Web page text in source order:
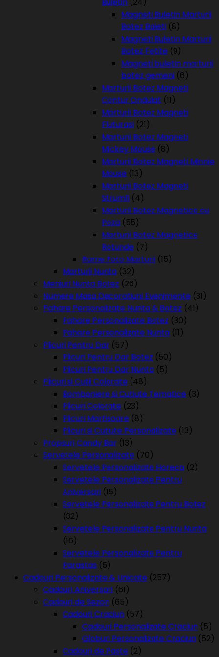
Magneti Buletin Marturii
Botez Baieti (8)
Magneti Buletin Marturii
Botez Fetite (9)
Magneti buletin marturii
botez gemeni (6)
Marturii Botez Magneti
Contur Ondulat (11)
Marturii Botez Magneti
Fluturasi (21)
Marturii Botez Magneti
Mickey Mouse (8)
Marturii Botez Magneti Minnie
Mouse (13)
Marturii Botez Magneti
Strumfi (4)
Marturii Botez Magnetice cu
Poza (55)
Marturii Botez Magnetice
Rotunde (7)
Rame Foto Marturii (15)
Marturii Nunta (32)
Meniuri Nunta Botez (26)
Numere Masa Decoratiuni Evenimente (31)
Pahare Personalizate Nunta & Botez (41)
Pahare Personalizate Botez (30)
Pahare Personalizate Nunta (11)
Plicuri Pentru Dar (57)
Plicuri Pentru Dar Botez (50)
Plicuri Pentru Dar Nunta (5)
Plicuri si Cutii Colorate (48)
Bomboniere si Cutiute Tematice (3)
Plicuri Colorate (23)
Plicuri Martisoare (8)
Plicuri si Cutiute Personalizate (13)
Propsuri Candy Bar (13)
Servetele Personalizate (70)
Servetele Personalizate Horeca (2)
Servetele Personalizate Pentru
Aniversari (15)
Servetele Personalizate Pentru Botez
(32)
Servetele Personalizate Pentru Nunta
(16)
Servetele Personalizate Pentru
Parastas (5)
Cadouri Personalizate & Unicate (257)
Cadouri Aniversari (61)
Cadouri de Sezon (65)
Cadouri Craciun (57)
Cadouri Personalizate Craciun (5)
Globuri Personalizate Craciun (52)
Cadouri de Paste (2)